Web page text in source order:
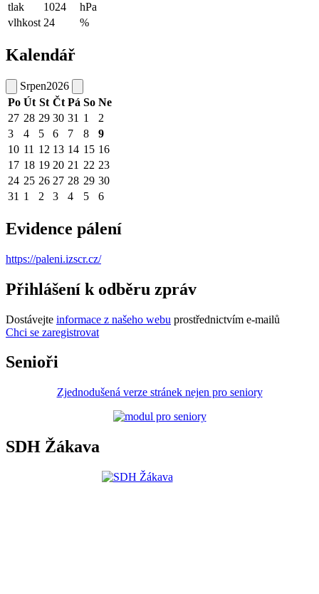
tlak
1024
hPa
vlhkost 24 %
Kalendář
Srpen2026
Po Út St Čt Pá So Ne
27 28 29 30 31 1
2
3
4 5 6 7 8
9
10 11 12 13 14 15 16
17 18 19 20 21 22 23
24 25 26 27 28 29 30
31 1 2 3 4 5 6
Evidence pálení
https://paleni.izscr.cz/
Přihlášení k odběru zpráv
Dostávejte informace z našeho webu prostřednictvím e-mailů
Chci se zaregistrovat
Senioři
Zjednodušená verze stránek nejen pro seniory
SDH Žákava